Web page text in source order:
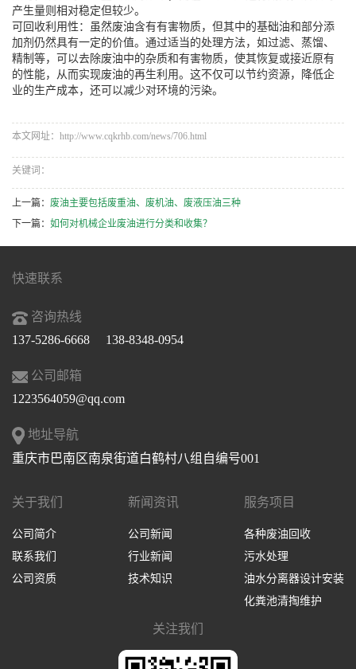
产生量则相对稳定但较少。
可回收利用性：虽然废油含有有害物质，但其中的基础油和部分添
加剂仍然具有一定的价值。通过适当的处理方法，如过滤、蒸馏、
精制等，可以去除废油中的杂质和有害物质，使其恢复或接近原有
的性能，从而实现废油的再生利用。这不仅可以节约资源，降低企
业的生产成本，还可以减少对环境的污染。
本文网址：http://www.cqkrhb.com/news/706.html
关键词：
上一篇： 废油主要包括废重油、废机油、废液压油三种
下一篇： 如何对机械企业废油进行分类和收集？
快速联系
咨询热线
137-5286-6668 138-8348-0954
公司邮箱
1223564059@qq.com
地址导航
重庆市巴南区南泉街道白鹤村八组自编号001
关于我们
公司简介
联系我们
公司资质
新闻资讯
公司新闻
行业新闻
技术知识
服务项目
各种废油回收
污水处理
油水分离器设计安装
化粪池清掏维护
关注我们